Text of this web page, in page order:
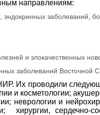
направлениям:
заболеваний,
и злокачественных
заболеваний Восточной
Их проводили
и косметологии;
неврологии и
хирургии, сердечно-